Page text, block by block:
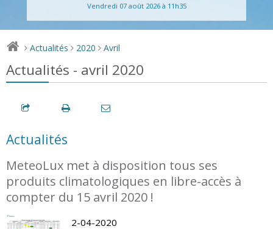
Vendredi 07 août 2026 à 11h35
> Actualités > 2020 > Avril
Actualités - avril 2020
Actualités
MeteoLux met à disposition tous ses
produits climatologiques en libre-accès à
compter du 15 avril 2020 !
2-04-2020